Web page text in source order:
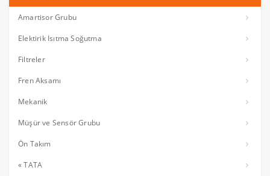
Amartisor Grubu
Elektirik Isıtma Soğutma
Filtreler
Fren Aksamı
Mekanik
Müşür ve Sensör Grubu
Ön Takım
« TATA